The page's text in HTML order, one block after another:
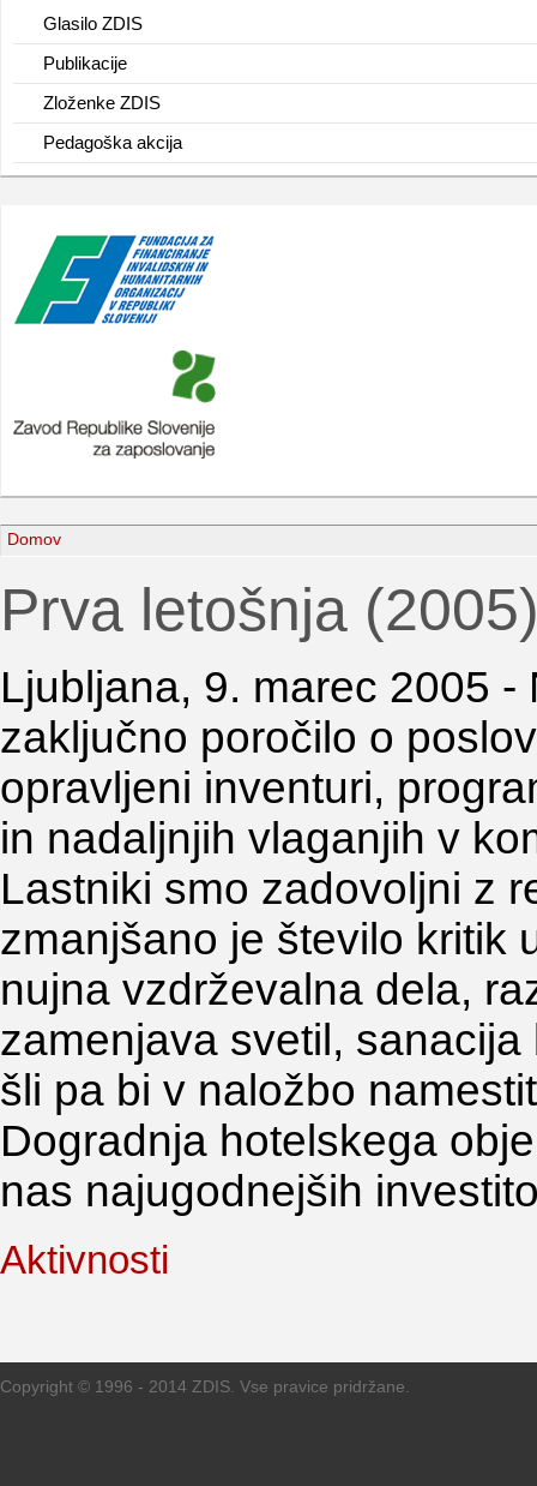
Glasilo ZDIS
Publikacije
Zloženke ZDIS
Pedagoška akcija
Domov
Prva letošnja
Ljubljana, 9. marec 2005
zaključno poročilo o
opravljeni inventuri,
in nadaljnjih vlaganjih v
Lastniki smo zadovoljni z
zmanjšano je število kritik
nujna vzdrževalna dela,
zamenjava svetil,
šli pa bi v naložbo
Dogradnja hotelskega
nas najugodnejših
Aktivnosti
Copyright © 1996 - 2014 ZDIS. Vse pravice pridržane.